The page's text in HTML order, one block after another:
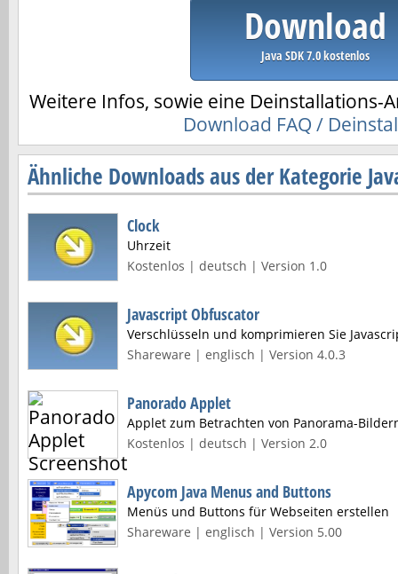
Download
Java SDK 7.0 kostenlos
Weitere Infos, sowie eine Deinstallations-
Download FAQ /
Ähnliche Downloads aus der Kategorie
Clock
Uhrzeit
Kostenlos | deutsch | Version 1.0
Javascript Obfuscator
Verschlüsseln und komprimieren Sie
Shareware | englisch | Version 4.0.3
Panorado Applet
Applet zum Betrachten von Panorama-
Kostenlos | deutsch | Version 2.0
Apycom Java Menus and Buttons
Menüs und Buttons für Webseiten erstellen
Shareware | englisch | Version 5.00